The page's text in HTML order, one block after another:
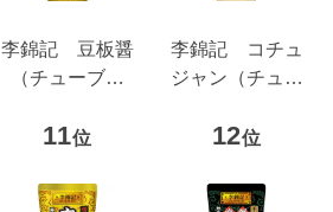
李錦記 豆板醤
（チューブ入
李錦記 コチュ
ジャン（チュー
11位 12位